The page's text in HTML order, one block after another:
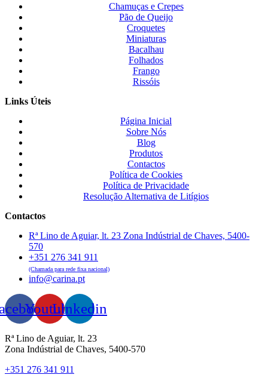
Chamuças e Crepes
Pão de Queijo
Croquetes
Miniaturas
Bacalhau
Folhados
Frango
Rissóis
Links Úteis
Página Inicial
Sobre Nós
Blog
Produtos
Contactos
Política de Cookies
Política de Privacidade
Resolução Alternativa de Litígios
Contactos
Rª Lino de Aguiar, lt. 23 Zona Indústrial de Chaves, 5400-
570
+351 276 341 911
(Chamada para rede fixa nacional)
info@carina.pt
YoutubeLinkedin
Rª Lino de Aguiar, lt. 23
Zona Indústrial de Chaves, 5400-570
+351 276 341 911